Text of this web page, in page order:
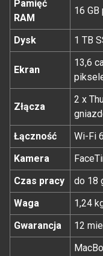
Pamięć
RAM
16
Dysk 1 TB
Ekran
13,6
Złącza
2 x
Łączność
Wi-Fi
Kamera
Czas pracy
do 18
Waga
1,24
Gwarancja
12